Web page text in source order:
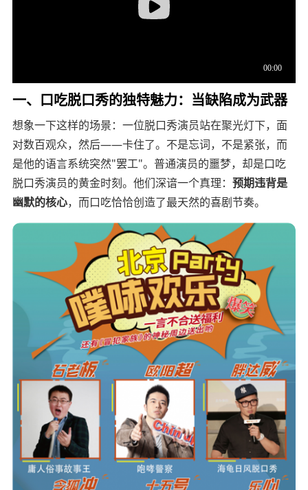
一、口吃脱口秀的独特魅力：当缺陷成为武器
想象一下这样的场景：一位脱口秀演员站在聚光灯下，面
对数百观众，然后——卡住了。不是忘词，不是紧张，而
是他的语言系统突然"罢工"。普通演员的噩梦，却是口吃
脱口秀演员的黄金时刻。他们深谙一个真理： 预期违背是
幽默的核心，而口吃恰恰创造了最天然的喜剧节奏。